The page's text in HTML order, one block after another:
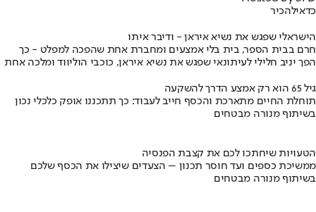
כדאילהכיר
הישראלי שפגש את נשיא איראן - ודיבר איתו
חרם בבית הספר, בית בלי אמצעים ומחברת אחת שהפכה למפלט - כך
הפך יניב חלילי לעיתונאי שפגש את נשיא איראן, כוכבי הוליווד ומלכה אחת
גיל 65 הוא רק אמצע הדרך להשקעה
תוחלת החיים מתארכת והכסף חייב לעבוד: כך תתכננו אופק כלכלי נכון
בשיתוף מנורה מבטחים
הטעויות שיחתכו לכם את קצבת הפנסיה
ממשיכת כספים ועד חוסר תכנון – הצעדים שיצילו את הכסף שלכם
בשיתוף מנורה מבטחים